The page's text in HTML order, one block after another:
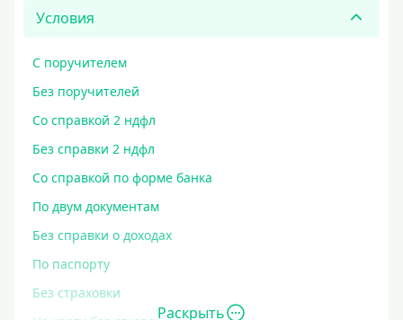
Условия
С поручителем
Без поручителей
Со справкой 2 ндфл
Без справки 2 ндфл
Со справкой по форме банка
По двум документам
Без справки о доходах
По паспорту
Без страховки
Раскрыть